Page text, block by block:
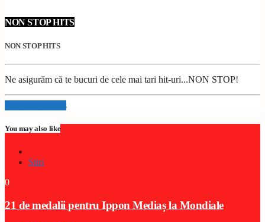
NON STOP HITS
NON STOP HITS
Ne asigurăm că te bucuri de cele mai tari hit-uri...NON STOP!
Info and episodes
You may also like
Stiri
0
21 de medalii pentru Ippon Mediaș la Mondiale